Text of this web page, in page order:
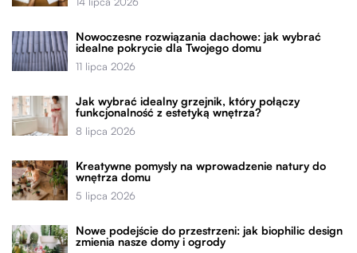
Nowoczesne rozwiązania dachowe: jak wybrać
idealne pokrycie dla Twojego domu
11 lipca 2026
Jak wybrać idealny grzejnik, który połączy
funkcjonalność z estetyką wnętrza?
8 lipca 2026
Kreatywne pomysły na wprowadzenie natury do
wnętrza domu
5 lipca 2026
Nowe podejście do przestrzeni: jak biophilic design
zmienia nasze domy i ogrody